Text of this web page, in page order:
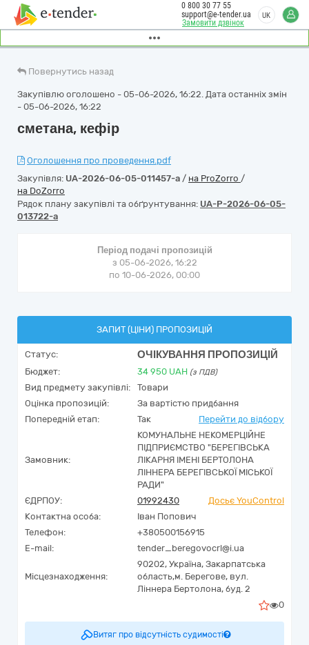
Замовити дзвінок
0 800 30 77 55
support@e-tender.ua
UK
Повернутись назад
Закупівлю оголошено - 05-06-2026, 16:22. Дата останніх змін
- 05-06-2026, 16:22
сметана, кефір
Оголошення про проведення.pdf
Закупівля: UA-2026-06-05-011457-a / на ProZorro /
на DoZorro
Рядок плану закупівлі та обґрунтування: UA-P-2026-06-05-
013722-a
Період подачі пропозицій
з 05-06-2026, 16:22
по 10-06-2026, 00:00
ЗАПИТ (ЦІНИ) ПРОПОЗИЦІЙ
Статус: ОЧІКУВАННЯ ПРОПОЗИЦІЙ
Бюджет: 34 950 UAH (з ПДВ)
Вид предмету закупівлі:
Товари
Оцінка пропозицій:
За вартістю придбання
Попередній етап:
Так Перейти до відбору
Замовник:
КОМУНАЛЬНЕ НЕКОМЕРЦІЙНЕ
ПІДПРИЄМСТВО "БЕРЕГІВСЬКА
ЛІКАРНЯ ІМЕНІ БЕРТОЛОНА
ЛІННЕРА БЕРЕГІВСЬКОЇ МІСЬКОЇ
РАДИ"
ЄДРПОУ:
01992430
Досьє YouControl
Контактна особа:
Іван Попович
Телефон:
+380500156915
E-mail:
tender_beregovocrl@i.ua
Місцезнаходження:
90202, Україна, Закарпатська
область,м. Берегове, вул.
Ліннера Бертолона, буд. 2
0
Витяг про відсутність судимості